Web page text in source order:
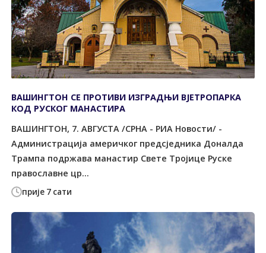
прије 7 сати
ВАШИНГТОН СЕ ПРОТИВИ ИЗГРАДЊИ ВЈЕТРОПАРКА
КОД РУСКОГ МАНАСТИРА
ВАШИНГТОН, 7. АВГУСТА /СРНА - РИА Новости/ -
Администрација америчког предсједника Доналда
Трампа подржава манастир Свете Тројице Руске
православне цр...